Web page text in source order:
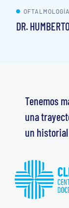
OFTALMOLOGÍA
DR.
Tenemos
una
un